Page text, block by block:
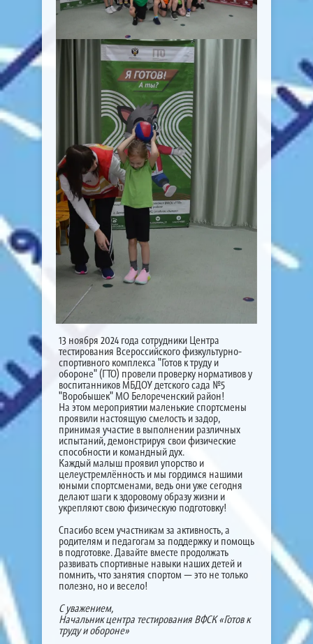
13 ноября 2024 года сотрудники Центра
тестирования Всероссийского физкультурно-
спортивного комплекса "Готов к труду и
обороне" (ГТО) провели проверку нормативов у
воспитанников МБДОУ детского сада №5
"Воробышек" МО Белореченский район!
На этом мероприятии маленькие спортсмены
проявили настоящую смелость и задор,
принимая участие в выполнении различных
испытаний, демонстрируя свои физические
способности и командный дух.
Каждый малыш проявил упорство и
целеустремлённость и мы гордимся нашими
юными спортсменами, ведь они уже сегодня
делают шаги к здоровому образу жизни и
укрепляют свою физическую подготовку!
Спасибо всем участникам за активность, а
родителям и педагогам за поддержку и помощь
в подготовке. Давайте вместе продолжать
развивать спортивные навыки наших детей и
помнить, что занятия спортом — это не только
полезно, но и весело!
С уважением,
Начальник центра тестирования ВФСК «Готов к
труду и обороне»